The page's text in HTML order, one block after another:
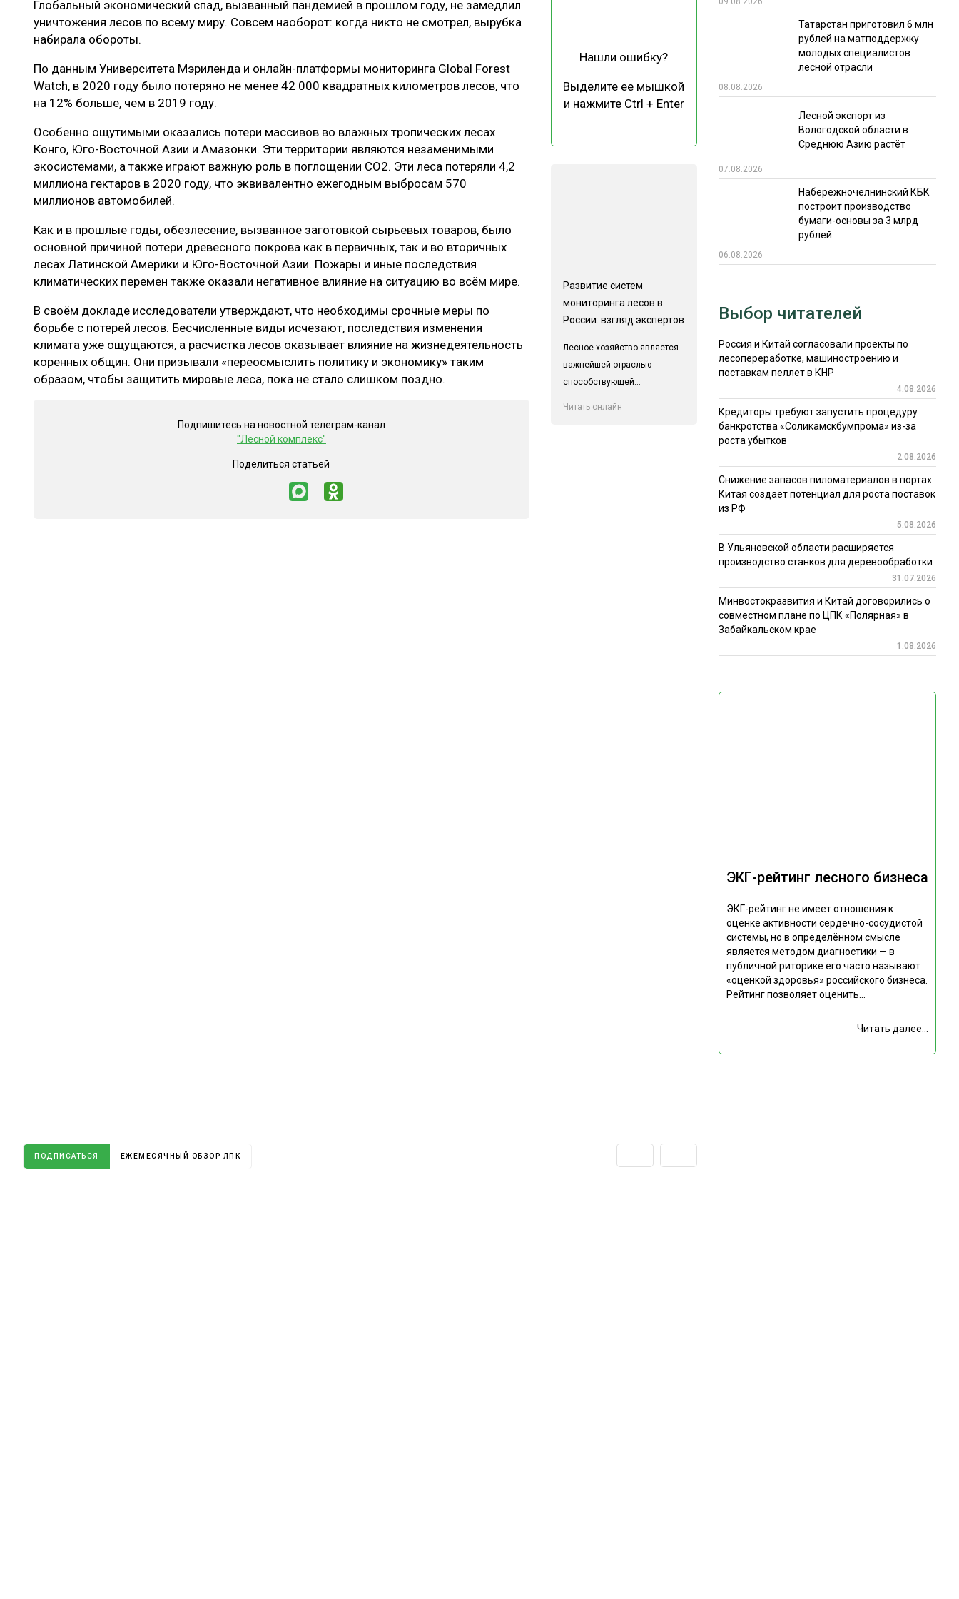
ЛЕСОВОССТАНОВЛЕНИЕ И ЗАЩИТА
ЛОГИСТИКА
ЦБП
СУШКА ДРЕВЕСИНЫ РЫНОК
ОТРАСЛЕВАЯ ДИСКУССИЯ
ЭКСПЕРТНОЕ МНЕНИЕ
КАЛЕНДАРЬ ВЫСТАВОК ИТОГИ МЕРОПРИЯТИЙ
Глобальный экономический спад, вызванный пандемией в прошлом году, не замедлил
уничтожения лесов по всему миру. Совсем наоборот: когда никто не смотрел, вырубка
набирала обороты.
По данным Университета Мэриленда и онлайн-платформы мониторинга Global Forest
Watch, в 2020 году было потеряно не менее 42 000 квадратных километров лесов, что
на 12% больше, чем в 2019 году.
Особенно ощутимыми оказались потери массивов во влажных тропических лесах
Конго, Юго-Восточной Азии и Амазонки. Эти территории являются незаменимыми
экосистемами, а также играют важную роль в поглощении CO2. Эти леса потеряли 4,2
миллиона гектаров в 2020 году, что эквивалентно ежегодным выбросам 570
миллионов автомобилей.
Как и в прошлые годы, обезлесение, вызванное заготовкой сырьевых товаров, было
основной причиной потери древесного покрова как в первичных, так и во вторичных
лесах Латинской Америки и Юго-Восточной Азии. Пожары и иные последствия
климатических перемен также оказали негативное влияние на ситуацию во всём мире.
В своём докладе исследователи утверждают, что необходимы срочные меры по
борьбе с потерей лесов. Бесчисленные виды исчезают, последствия изменения
климата уже ощущаются, а расчистка лесов оказывает влияние на жизнедеятельность
коренных общин. Они призывали «переосмыслить политику и экономику» таким
образом, чтобы защитить мировые леса, пока не стало слишком поздно.
Подпишитесь на новостной телеграм-канал
"Лесной комплекс"
Поделиться статьей
Нашли ошибку?
Выделите ее мышкой
и нажмите Ctrl + Enter
Развитие систем
мониторинга лесов в
России: взгляд экспертов
Лесное хозяйство является
важнейшей отраслью
способствующей...
Читать онлайн
Татарстан приготовил 6 млн
рублей на матподдержку
молодых специалистов
лесной отрасли
08.08.2026
Лесной экспорт из
Вологодской области в
Среднюю Азию растёт
07.08.2026
Набережночелнинский КБК
построит производство
бумаги-основы за 3 млрд
рублей
06.08.2026
ЭКГ-рейтинг лесного бизнеса
ЭКГ-рейтинг не имеет отношения к
оценке активности сердечно-сосудистой
системы, но в определённом смысле
является методом диагностики — в
публичной риторике его часто называют
«оценкой здоровья» российского бизнеса.
Рейтинг позволяет оценить...
Читать далее...
ПОДПИСАТЬСЯ ЕЖЕМЕСЯЧНЫЙ ОБЗОР ЛПК
Выбор читателей
Россия и Китай согласовали проекты по
лесопереработке, машиностроению и
поставкам пеллет в КНР
4.08.2026
Кредиторы требуют запустить процедуру
банкротства «Соликамскбумпрома» из-за
роста убытков
2.08.2026
Снижение запасов пиломатериалов в портах
Китая создаёт потенциал для роста поставок
из РФ
5.08.2026
В Ульяновской области расширяется
производство станков для деревообработки
31.07.2026
Минвостокразвития и Китай договорились о
совместном плане по ЦПК «Полярная» в
Забайкальском крае
1.08.2026